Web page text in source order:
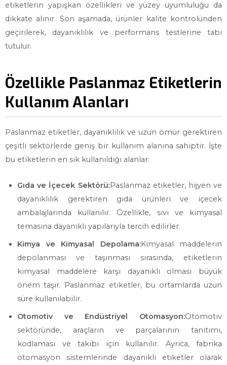
etiketlerin yapışkan özellikleri ve yüzey uyumluluğu da
dikkate alınır. Son aşamada, ürünler kalite kontrolünden
geçirilerek, dayanıklılık ve performans testlerine tabi
tutulur.
Özellikle Paslanmaz Etiketlerin
Kullanım Alanları
Paslanmaz etiketler, dayanıklılık ve uzun ömür gerektiren
çeşitli sektörlerde geniş bir kullanım alanına sahiptir. İşte
bu etiketlerin en sık kullanıldığı alanlar:
Gıda ve İçecek Sektörü:Paslanmaz etiketler, hijyen ve
dayanıklılık gerektiren gıda ürünleri ve içecek
ambalajlarında kullanılır. Özellikle, sıvı ve kimyasal
temasına dayanıklı yapılarıyla tercih edilirler.
Kimya ve Kimyasal Depolama:Kimyasal maddelerin
depolanması ve taşınması sırasında, etiketlerin
kimyasal maddelere karşı dayanıklı olması büyük
önem taşır. Paslanmaz etiketler, bu ortamlarda uzun
süre kullanılabilir.
Otomotiv ve Endüstriyel Otomasyon:Otomotiv
sektöründe, araçların ve parçalarının tanıtımı,
kodlaması ve takibi için kullanılır. Ayrıca, fabrika
otomasyon sistemlerinde dayanıklı etiketler olarak